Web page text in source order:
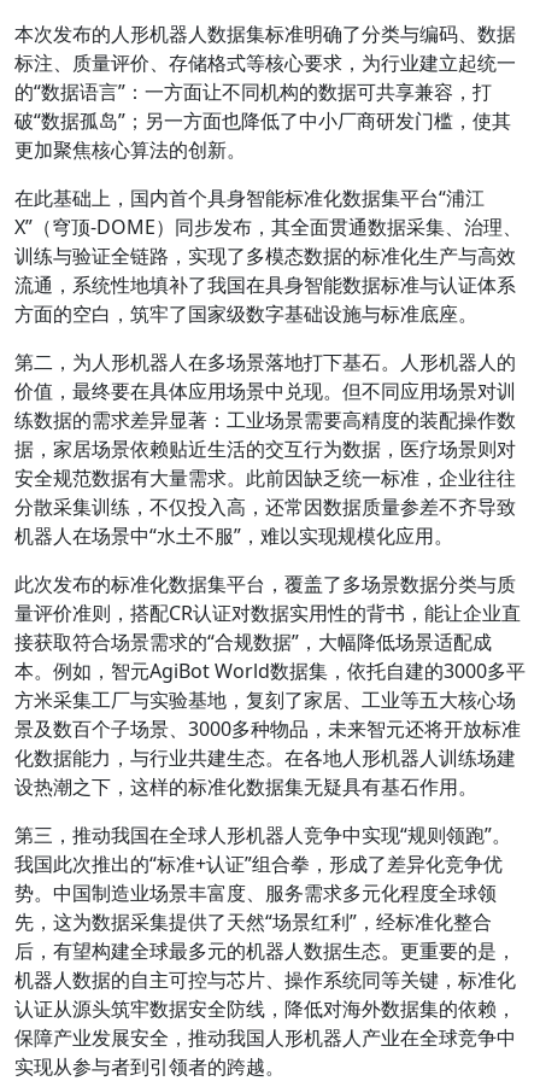
本次发布的人形机器人数据集标准明确了分类与编码、数据
标注、质量评价、存储格式等核心要求，为行业建立起统一
的“数据语言”：一方面让不同机构的数据可共享兼容，打
破“数据孤岛”；另一方面也降低了中小厂商研发门槛，使其
更加聚焦核心算法的创新。
在此基础上，国内首个具身智能标准化数据集平台“浦江
X”（穹顶-DOME）同步发布，其全面贯通数据采集、治理、
训练与验证全链路，实现了多模态数据的标准化生产与高效
流通，系统性地填补了我国在具身智能数据标准与认证体系
方面的空白，筑牢了国家级数字基础设施与标准底座。
第二，为人形机器人在多场景落地打下基石。人形机器人的
价值，最终要在具体应用场景中兑现。但不同应用场景对训
练数据的需求差异显著：工业场景需要高精度的装配操作数
据，家居场景依赖贴近生活的交互行为数据，医疗场景则对
安全规范数据有大量需求。此前因缺乏统一标准，企业往往
分散采集训练，不仅投入高，还常因数据质量参差不齐导致
机器人在场景中“水土不服”，难以实现规模化应用。
此次发布的标准化数据集平台，覆盖了多场景数据分类与质
量评价准则，搭配CR认证对数据实用性的背书，能让企业直
接获取符合场景需求的“合规数据”，大幅降低场景适配成
本。例如，智元AgiBot World数据集，依托自建的3000多平
方米采集工厂与实验基地，复刻了家居、工业等五大核心场
景及数百个子场景、3000多种物品，未来智元还将开放标准
化数据能力，与行业共建生态。在各地人形机器人训练场建
设热潮之下，这样的标准化数据集无疑具有基石作用。
第三，推动我国在全球人形机器人竞争中实现“规则领跑”。
我国此次推出的“标准+认证”组合拳，形成了差异化竞争优
势。中国制造业场景丰富度、服务需求多元化程度全球领
先，这为数据采集提供了天然“场景红利”，经标准化整合
后，有望构建全球最多元的机器人数据生态。更重要的是，
机器人数据的自主可控与芯片、操作系统同等关键，标准化
认证从源头筑牢数据安全防线，降低对海外数据集的依赖，
保障产业发展安全，推动我国人形机器人产业在全球竞争中
实现从参与者到引领者的跨越。